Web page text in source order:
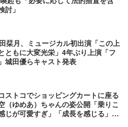
討」
栞月、ミュージカル初出演「この上
ともに大変光栄」4年ぶり上演「フ
城田優らキャスト発表
ストコでショッピングカートに座る
（ゆめあ）ちゃんの姿公開「乗りこ
じが可愛すぎ」「成長を感じる」の